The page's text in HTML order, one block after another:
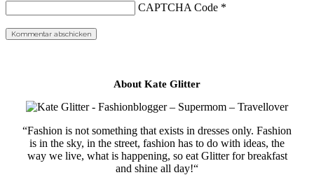
CAPTCHA Code *
About Kate Glitter
“Fashion is not something that exists in dresses only. Fashion
is in the sky, in the street, fashion has to do with ideas, the
way we live, what is happening, so eat Glitter for breakfast
and shine all day!“